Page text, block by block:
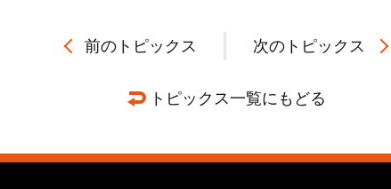
前のトピックス 次のトピックス
トピックス一覧にもどる